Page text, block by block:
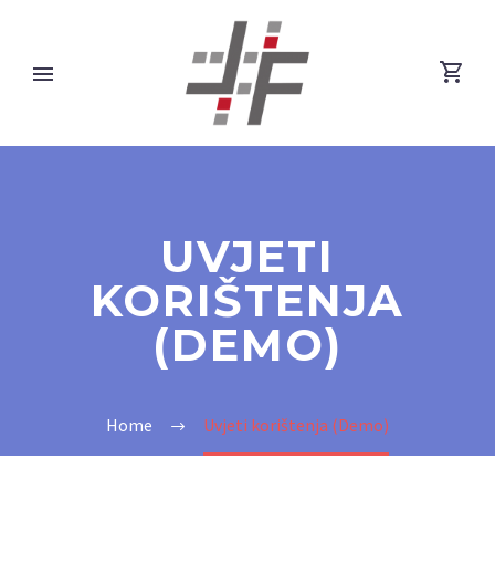
UVJETI
KORIŠTENJA
(DEMO)
Home Uvjeti korištenja (Demo)